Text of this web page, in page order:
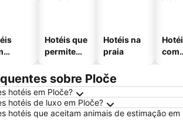
Hotéis que
permitem
Hotéis na
praia
com
sobre Ploče
hotéis em Ploče?
hotéis de luxo em Ploče?
hotéis que aceitam animais de estimação em